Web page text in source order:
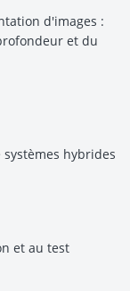
d'images :
et du
hybrides
et au test